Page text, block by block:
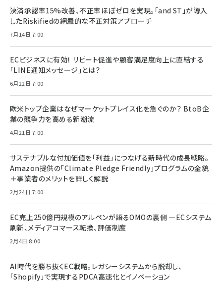
決済承認率15%改善、不正率ほぼゼロを実現。「and ST」が導入
したRiskifiedの網羅的な不正対策アプローチ
7月14日 7:00
ECビジネスに有効！ リピート促進や顧客満足度向上に直結する
「LINE通知メッセージ」とは？
6月22日 7:00
欧米トップ企業はなぜマーケットプレイス化を急ぐのか？ BtoB企
業の競争力を高める新潮流
4月21日 7:00
サステナブルな付加価値を「利益」につなげる新時代の成長戦略。
Amazon提供の「Climate Pledge Friendly」プログラムの全貌
＋事業者のメリットを詳しく解説
2月24日 7:00
EC売上250億円規模のアルペンが語るOMOの裏側 ―ECシステム
刷新、メディアコマース転換、評価制度
2月4日 8:00
AI時代を勝ち抜くEC戦略。レガシーシステムから脱却し、
「Shopify」で実現するPDCA高速化とイノベーション